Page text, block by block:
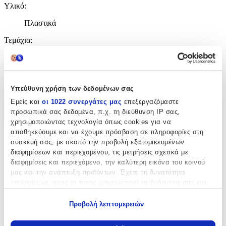
Υπεύθυνη χρήση των δεδομένων σας
Εμείς και οι 1022 συνεργάτες μας επεξεργαζόμαστε
προσωπικά σας δεδομένα, π.χ. τη διεύθυνση IP σας,
χρησιμοποιώντας τεχνολογία όπως cookies για να
αποθηκεύουμε και να έχουμε πρόσβαση σε πληροφορίες στη
συσκευή σας, με σκοπό την προβολή εξατομικευμένων
διαφημίσεων και περιεχομένου, τις μετρήσεις σχετικά με
διαφημίσεις και περιεχόμενο, την καλύτερη εικόνα του κοινού
μας και την ανάπτυξη προϊόντων. Έχετε τη δυνατότητα
Να συλλέξουμε πληροφορίες σχετικά με τη γεωγραφική
Προβολή λεπτομερειών
Υλικό:
Πλαστικά
Τεμάχια:
Χαρακτηριστικά
Χαρακτηριστικά
Κατασκευαστής:
Sluban